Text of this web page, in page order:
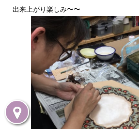
出来上がり楽しみ〜〜